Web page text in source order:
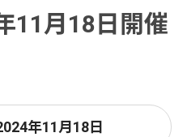
11月18日開催
年11月18日